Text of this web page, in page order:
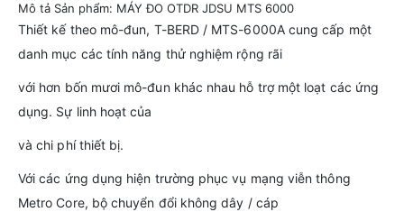
Mô tả Sản phẩm: MÁY ĐO OTDR JDSU MTS 6000
Thiết kế theo mô-đun, T-BERD / MTS-6000A cung cấp một
danh mục các tính năng thử nghiệm rộng rãi
với hơn bốn mươi mô-đun khác nhau hỗ trợ một loạt các ứng
dụng. Sự linh hoạt của
và chi phí thiết bị.
Với các ứng dụng hiện trường phục vụ mạng viễn thông
Metro Core, bộ chuyển đổi không dây / cáp